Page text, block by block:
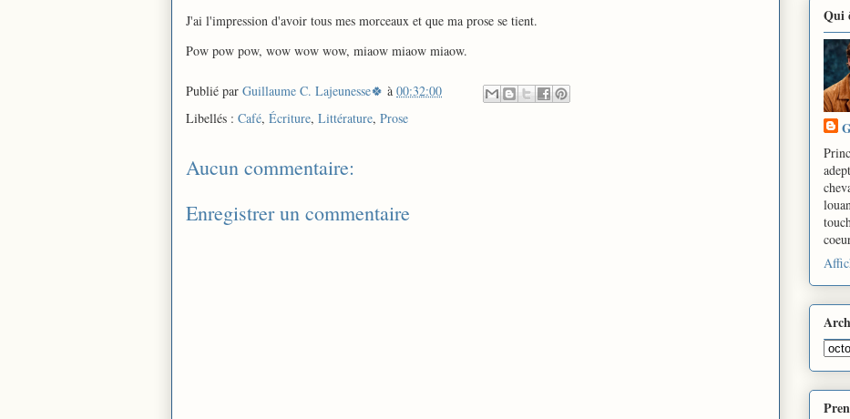
J'ai l'impression d'avoir tous mes morceaux et que ma prose se tient.
Pow pow pow, wow wow wow, miaow miaow miaow.
Publié par Guillaume C. Lajeunesse🍀 à 00:32:00
Libellés : Café, Écriture, Littérature, Prose
Aucun commentaire:
Enregistrer un commentaire
Qui